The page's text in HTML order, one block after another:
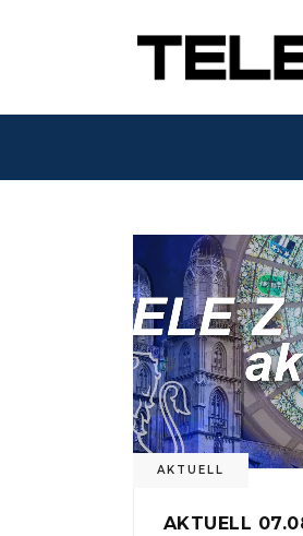
AKTUELL
AKTUELL